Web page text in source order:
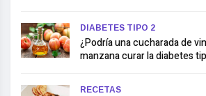
DIABETES TIPO 2
¿Podría una cucharada de
manzana curar la diabetes
RECETAS